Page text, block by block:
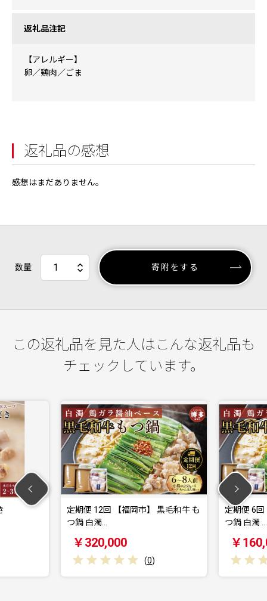
返礼品注記
【アレルギー】
卵／鶏肉／ごま
返礼品の感想
感想はまだありません。
数量 寄附をする
この返礼品を見た人はこんな返礼品も
チェックしています。
定期便 12回 【福岡市】 黒毛和牛 も
つ鍋 白濁…
￥320,000
(0)
定期便 6
つ鍋 白濁 …
￥